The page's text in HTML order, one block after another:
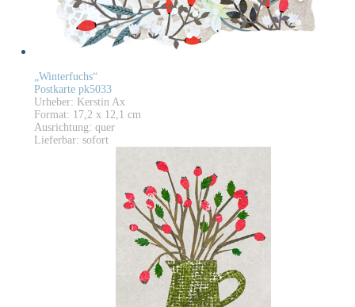
„Winterfuchs“
Postkarte pk5033
Urheber: Kerstin Ax
Format: 17,2 x 12,1 cm
Ausrichtung: quer
Lieferbar: sofort